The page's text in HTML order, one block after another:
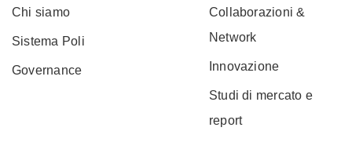
Chi siamo
Sistema Poli
Governance
Collaborazioni &
Network
Innovazione
Studi di mercato e
report